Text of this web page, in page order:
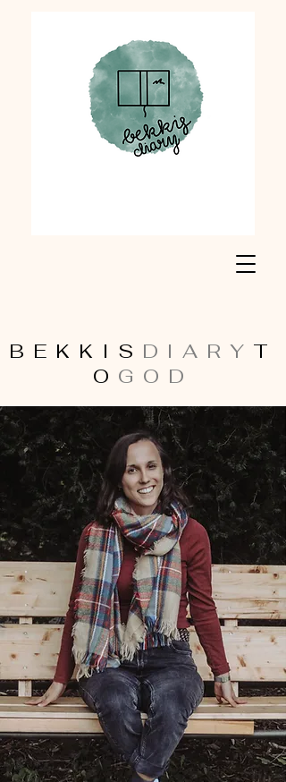
BEKKIS DIARY T
O GOD